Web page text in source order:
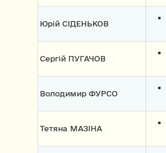
Юрій СІДЕНЬКОВ
Сергій ПУГАЧОВ
Володимир ФУРСО
Тетяна МАЗІНА